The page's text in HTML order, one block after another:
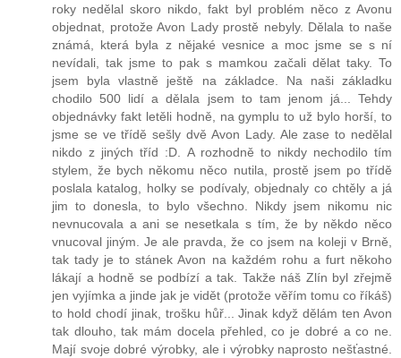
roky nedělal skoro nikdo, fakt byl problém něco z Avonu
objednat, protože Avon Lady prostě nebyly. Dělala to naše
známá, která byla z nějaké vesnice a moc jsme se s ní
nevídali, tak jsme to pak s mamkou začali dělat taky. To
jsem byla vlastně ještě na základce. Na naši základku
chodilo 500 lidí a dělala jsem to tam jenom já... Tehdy
objednávky fakt letěli hodně, na gymplu to už bylo horší, to
jsme se ve třídě sešly dvě Avon Lady. Ale zase to nedělal
nikdo z jiných tříd :D. A rozhodně to nikdy nechodilo tím
stylem, že bych někomu něco nutila, prostě jsem po třídě
poslala katalog, holky se podívaly, objednaly co chtěly a já
jim to donesla, to bylo všechno. Nikdy jsem nikomu nic
nevnucovala a ani se nesetkala s tím, že by někdo něco
vnucoval jiným. Je ale pravda, že co jsem na koleji v Brně,
tak tady je to stánek Avon na každém rohu a furt někoho
lákají a hodně se podbízí a tak. Takže náš Zlín byl zřejmě
jen vyjímka a jinde jak je vidět (protože věřím tomu co říkáš)
to hold chodí jinak, trošku hůř... Jinak když dělám ten Avon
tak dlouho, tak mám docela přehled, co je dobré a co ne.
Mají svoje dobré výrobky, ale i výrobky naprosto nešťastné.